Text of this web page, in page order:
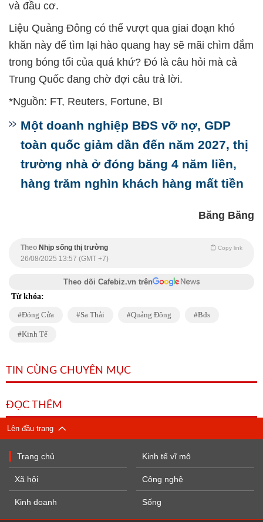
và đầu cơ.
Liệu Quảng Đông có thể vượt qua giai đoạn khó
khăn này để tìm lại hào quang hay sẽ mãi chìm đắm
trong bóng tối của quá khứ? Đó là câu hỏi mà cả
Trung Quốc đang chờ đợi câu trả lời.
*Nguồn: FT, Reuters, Fortune, BI
Một doanh nghiệp BĐS vỡ nợ, GDP
toàn quốc giảm dần đến năm 2027, thị
trường nhà ở đóng băng 4 năm liền,
hàng trăm nghìn khách hàng mất tiền
Băng Băng
Theo Nhịp sống thị trường Copy link
26/08/2025 13:57 (GMT +7)
Theo dõi Cafebiz.vn trên
Từ khóa:
Đóng Cửa Sa Thải Quảng Đông Bđs
Kinh Tế
TIN CÙNG CHUYÊN MỤC
ĐỌC THÊM
Lên đầu trang
Trang chủ
Xã hội
Kinh doanh
Kinh tế vĩ mô
Công nghệ
Sống